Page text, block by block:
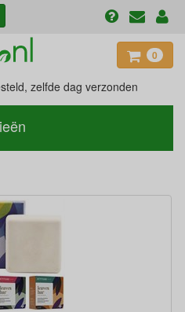
0
zelfde dag verzonden